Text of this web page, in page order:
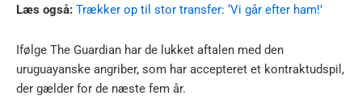
Læs også: Trækker op til stor transfer: ‘Vi går efter ham!’
Ifølge The Guardian har de lukket aftalen med den
uruguayanske angriber, som har accepteret et kontraktudspil,
der gælder for de næste fem år.